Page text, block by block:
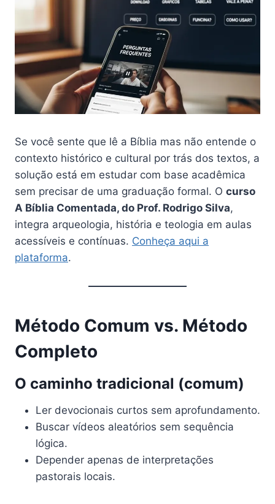
Se você sente que lê a Bíblia mas não entende o
contexto histórico e cultural por trás dos textos, a
solução está em estudar com base acadêmica
sem precisar de uma graduação formal. O curso
A Bíblia Comentada, do Prof. Rodrigo Silva,
integra arqueologia, história e teologia em aulas
acessíveis e contínuas. Conheça aqui a
plataforma.
Método Comum vs. Método
Completo
O caminho tradicional (comum)
Ler devocionais curtos sem aprofundamento.
Buscar vídeos aleatórios sem sequência
lógica.
Depender apenas de interpretações
pastorais locais.